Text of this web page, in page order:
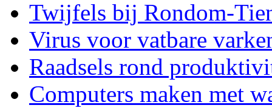
Twijfels bij Rondom-
Virus voor vatbare
Raadsels rond
Computers maken met